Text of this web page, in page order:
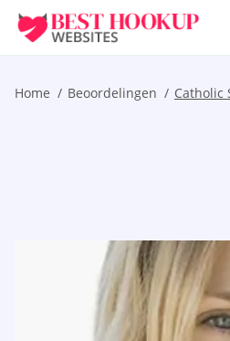
Home Beoordelingen Catholic